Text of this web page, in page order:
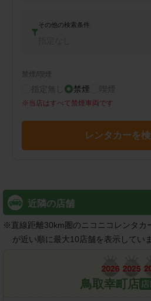
その他の検索条件
禁煙/喫煙
指定無し 禁煙 喫煙
※ 当店はすべて禁煙車両です
レンタカーを
近隣の店舗
※直線距離30km圏のニコニコレンタカ
が近い順に最大10店舗を表示していま
鳥取幸町店